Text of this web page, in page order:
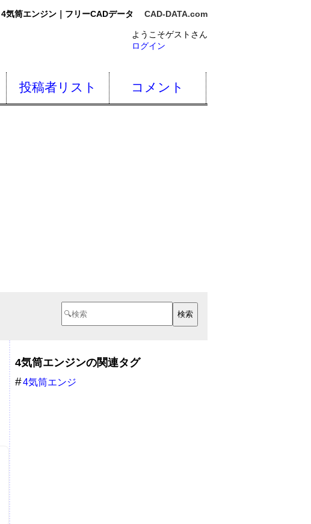
4気筒エンジン｜フリーCADデータ CAD-DATA.com
ようこそゲストさん
ログイン
投稿者リスト コメント
4気筒エンジンの関連タグ
4気筒エンジ